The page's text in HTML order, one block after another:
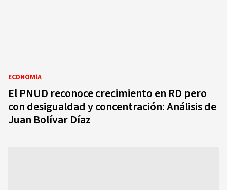
ECONOMÍA
El PNUD reconoce crecimiento en RD pero
con desigualdad y concentración: Análisis de
Juan Bolívar Díaz